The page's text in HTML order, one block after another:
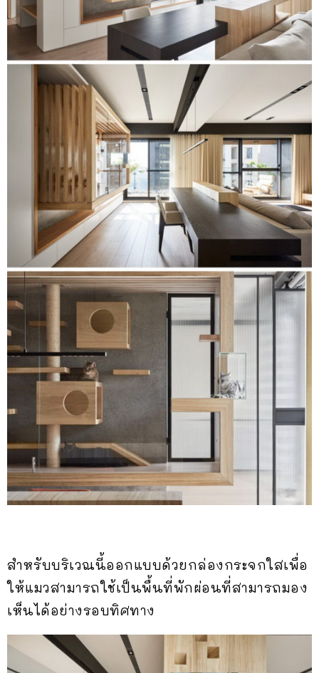
สำหรับบริเวณนี้ออกแบบด้วยกล่องกระจกใสเพื่อ
ให้แมวสามารถใช้เป็นพื้นที่พักผ่อนที่สามารถมอง
เห็นได้อย่างรอบทิศทาง